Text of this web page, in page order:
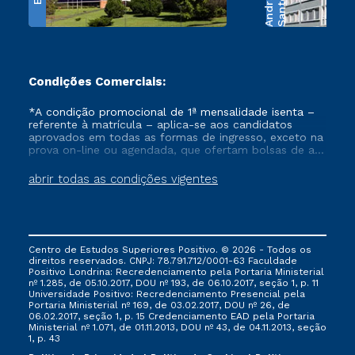
S
a
n
t
o
s
A
n
d
r
a
d
Condições Comerciais:
abrir todas as condições vigentes
*A condição promocional de 1ª mensalidade isenta –
referente à matrícula – aplica-se aos candidatos
aprovados em todas as formas de ingresso, exceto na
prova on-line ou agendada, que ofertam bolsas de até
vigente, que ainda não tenham efetivado e/ou não
tenham cancelado ou trancado sua matrícula em uma
via FIES, Prouni e outros programas governamentais, e
não se acumula com nenhuma outra campanha
ofertada pela Instituição.
Centro de Estudos Superiores Positivo. © 2026 - Todos os
direitos reservados. CNPJ: 78.791.712/0001-63 Faculdade
Positivo Londrina: Recredenciamento pela Portaria Ministerial
nº 1.285, de 05.10.2017, DOU nº 193, de 06.10.2017, seção 1, p. 11
Universidade Positivo: Recredenciamento Presencial ​pela
Portaria Ministerial nº 169, de 03.02.2017, DOU nº 26, de
06.02.2017, seção 1, p. 15 Credenciamento EAD pela Portaria
Ministerial nº 1.071, de 01.11.2013, DOU nº 43, de 04.11.2013, seção
1, p. 43